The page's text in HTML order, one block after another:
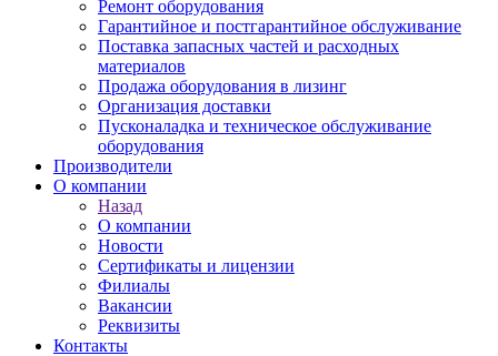
Ремонт оборудования
Гарантийное и постгарантийное обслуживание
Поставка запасных частей и расходных
материалов
Продажа оборудования в лизинг
Организация доставки
Пусконаладка и техническое обслуживание
оборудования
Производители
О компании
Назад
О компании
Новости
Сертификаты и лицензии
Филиалы
Вакансии
Реквизиты
Контакты